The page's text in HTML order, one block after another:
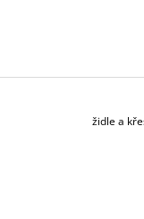
Domů
židle a